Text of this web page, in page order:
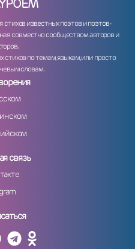
POEM
известных поэтов и поэтов-
совместно сообществом авторов и
по темам, языкам, или просто
словам.
связь